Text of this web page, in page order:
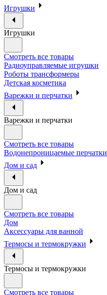
Игрушки
Игрушки
Смотреть все товары
Радиоуправляемые игрушки
Роботы трансформеры
Детская косметика
Варежки и перчатки
Варежки и перчатки
Смотреть все товары
Водонепроницаемые перчатки
Дом и сад
Дом и сад
Смотреть все товары
Дом
Аксессуары для ванной
Термосы и термокружки
Термосы и термокружки
Смотреть все товары